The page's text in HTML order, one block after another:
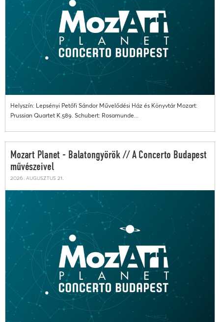
Helyszín: Lepsényi Petőfi Sándor Művelődési Ház és Könyvtár Mozart:
Prussian Quartet K.589. Schubert: Rosamunde...
Mozart Planet - Balatongyörök // A Concerto Budapest
művészeivel
2026. augusztus 21.